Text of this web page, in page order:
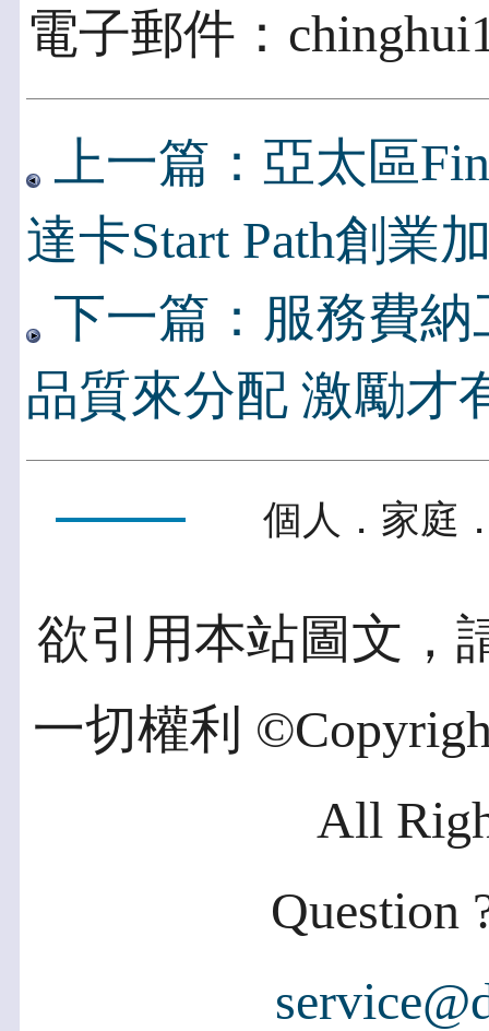
電子郵件：
上一篇：亞太區
達卡Start Path創業
下一篇：服務費
品質來分配 激勵才
個人．家庭
欲引用本站圖文，
一切權利
All
Question